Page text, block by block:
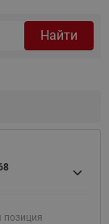
Найти
позиция